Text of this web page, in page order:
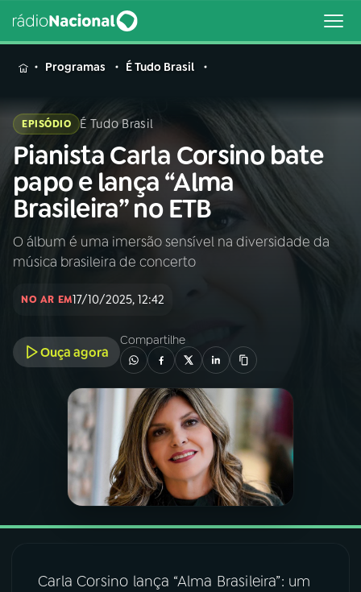
MENU
Buscar
na
Rádio
Nacional
Buscar
AO VIVO
INÍCIO
A RÁDIO
PROGRAMAÇÃO
PROGRAMAS
PODCASTS
Programas É Tudo Brasil
EPISÓDIO É Tudo Brasil
Pianista Carla Corsino bate
papo e lança “Alma
Brasileira” no ETB
O álbum é uma imersão sensível na diversidade da
música brasileira de concerto
NO AR EM17/10/2025, 12:42
Ouça agora
Compartilhe
Carla Corsino lança “Alma Brasileira”: um